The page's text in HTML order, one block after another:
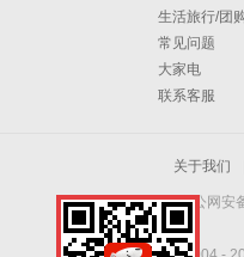
生活旅行/团
常见问题
大家电
联系客服
关于我们
京公网安